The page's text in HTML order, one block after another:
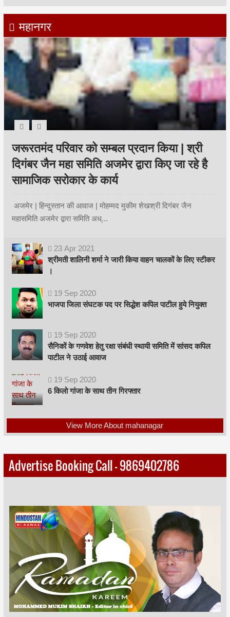
महानगर
जरूरतमंद परिवार को सम्बल प्रदान किया | श्री
दिगंबर जैन महा समिति अजमेर द्वारा किए जा रहे है
सामाजिक सरोकार के कार्य
अजमेर | हिन्दुस्तान की आवाज | मोहम्मद मुकीम शेखश्री दिगंबर जैन
महासमिति अजमेर द्वारा समिति अध्...
23 Apr 2021
श्रीमती शालिनी शर्मा ने जारी किया वाहन चालकों के लिए स्टीकर
।
19 Sep 2020
भाजपा जिला संघटक पद पर सिद्धेश कपिल पाटील हुये नियुक्त
19 Sep 2020
सैनिकों के गणवेश हेतु रक्षा संबंधी स्थायी समिति में सांसद कपिल
पाटील ने उठाई आवाज
19 Sep 2020
6 किलो गांजा के साथ तीन गिरफ्तार
View More About mahanagar
Advertise Booking Call - 9869402786